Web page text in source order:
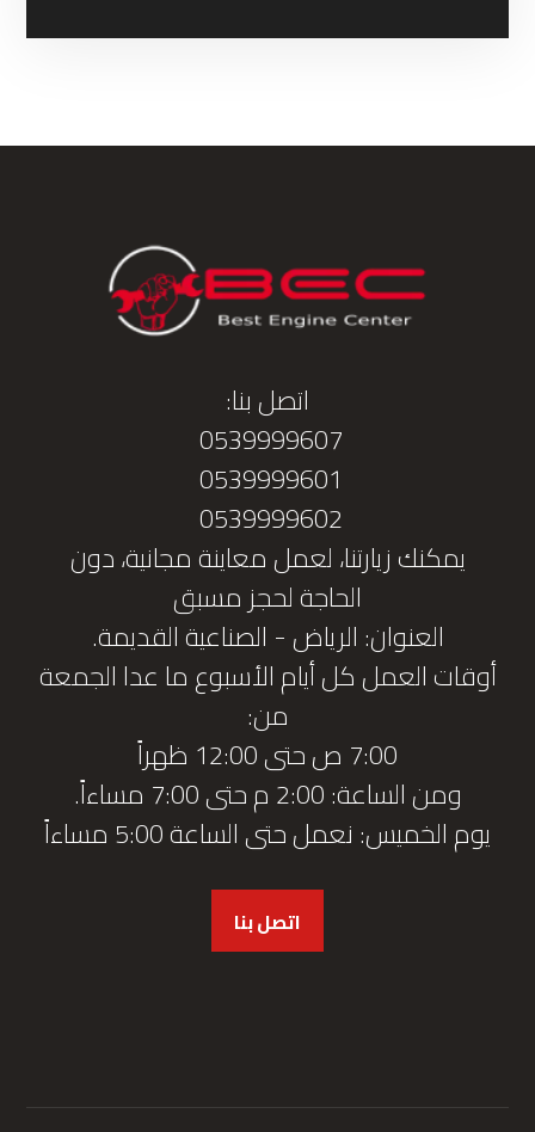
اتصل بنا:
0539999607
0539999601
0539999602
يمكنك زيارتنا، لعمل معاينة مجانية، دون
الحاجة لحجز مسبق
العنوان: الرياض - الصناعية القديمة.
أوقات العمل كل أيام الأسبوع ما عدا الجمعة
من:
7:00 ص حتى 12:00 ظهراً
ومن الساعة: 2:00 م حتى 7:00 مساءاً.
يوم الخميس: نعمل حتى الساعة 5:00 مساءاً
اتصل بنا